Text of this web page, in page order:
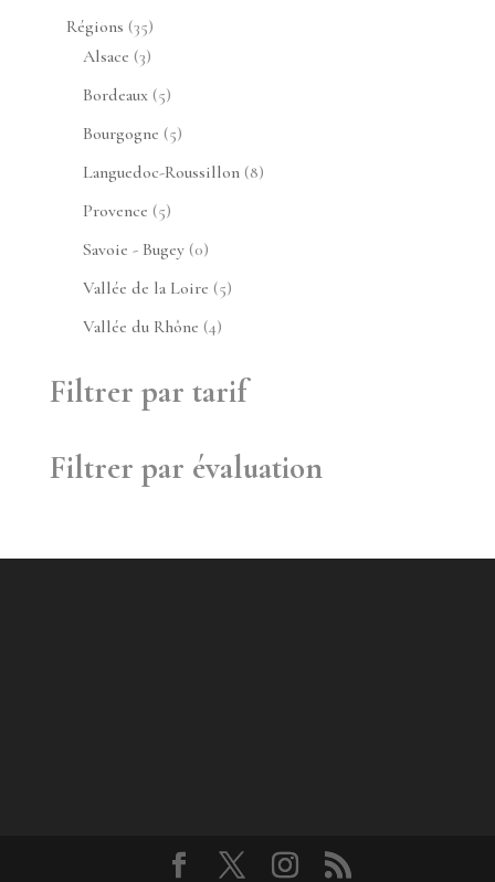
Régions 3535
produits
Alsace 33
produits
Bordeaux 55
produits
Bourgogne 55
produits
Languedoc-Roussillon 88
Provence 55
produits
Savoie - Bugey 00
produit
Vallée de la Loire 55
Vallée du Rhône 44
Filtrer par tarif
Filtrer par évaluation